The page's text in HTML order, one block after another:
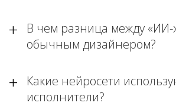
В чем разница между «ИИ-
обычным дизайнером?
Какие нейросети
исполнители?